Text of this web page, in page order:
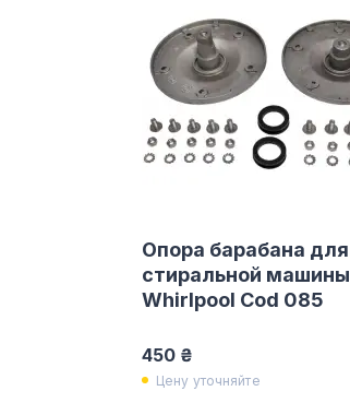
Опора барабана для
стиральной машины
Whirlpool Cod 085
450 ₴
Цену уточняйте